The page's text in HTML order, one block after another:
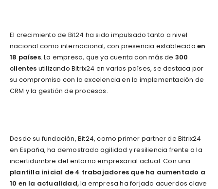
El crecimiento de Bit24 ha sido impulsado tanto a nivel
nacional como internacional, con presencia establecidaen
18 países. La empresa, que ya cuenta con más de 300
clientes utilizando Bitrix24 en varios países, se destaca por
su compromiso con la excelencia en la implementación de
CRM y la gestión de procesos.
Desde su fundación, Bit24, como primer partner de Bitrix24
en España, ha demostrado agilidad y resiliencia frente a la
incertidumbre del entorno empresarial actual. Con una
plantilla inicial de 4 trabajadores que ha aumentado a
10 en la actualidad,la empresa ha forjado acuerdos clave